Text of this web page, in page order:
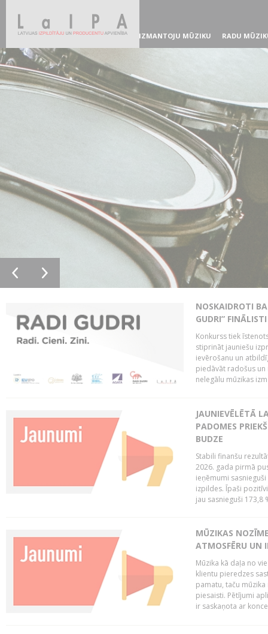
IZMANTOJU MŪZIKU RADU
NOSKAIDROTI
GUDRI” FINĀLISTI
Konkurss tiek
stiprināt jauniešu
ievērošanu un
piedāvāt radošus
nelegālu mūzikas
JAUNIEVĒLĒTĀ
PADOMES
BUDZE
Stabili finanšu
2026. gada pirmā
ieņēmumi
izpildes. Īpaši
jau sasnieguši 173,8
MŪZIKAS
ATMOSFĒRU UN
Mūzika kā daļa no
klientu pieredzes
pamatu, taču
piesaisti. Pētījumi
ir saskaņota ar